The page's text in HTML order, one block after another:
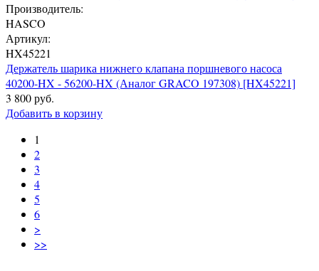
Производитель:
HASCO
Артикул:
HX45221
Держатель шарика нижнего клапана поршневого насоса
40200-HX - 56200-HX (Аналог GRACO 197308) [HX45221]
3 800 руб.
Добавить в корзину
1
2
3
4
5
6
>
>>